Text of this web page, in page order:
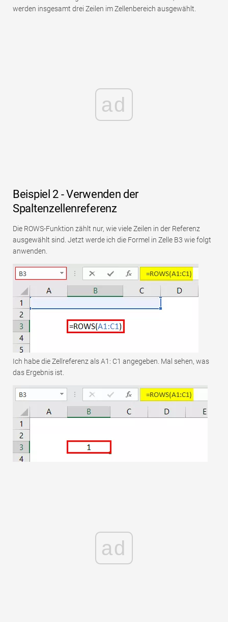
werden insgesamt drei Zeilen im Zellenbereich ausgewählt.
ad
Beispiel 2 - Verwenden der
Spaltenzellenreferenz
Die ROWS-Funktion zählt nur, wie viele Zeilen in der Referenz
ausgewählt sind. Jetzt werde ich die Formel in Zelle B3 wie folgt
anwenden.
Ich habe die Zellreferenz als A1: C1 angegeben. Mal sehen, was
das Ergebnis ist.
ad